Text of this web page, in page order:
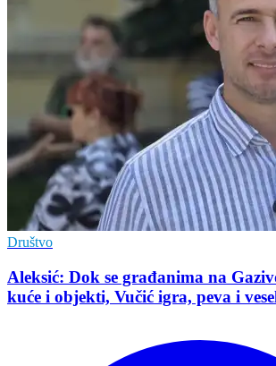
Društvo
Aleksić: Dok se građanima na
kuće i objekti, Vučić igra, peva i